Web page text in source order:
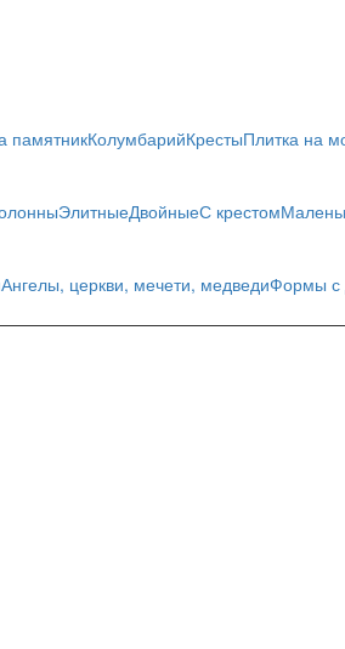
памятникКолумбарийКрестыПлитка на
ЭлитныеДвойныеС крестом
Ангелы, церкви, мечети, медведиФормы с